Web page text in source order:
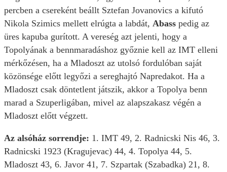
percben a csereként beállt Sztefan Jovanovics a kifutó
Nikola Szimics mellett elrúgta a labdát, Abass pedig az
üres kapuba gurított. A vereség azt jelenti, hogy a
Topolyának a bennmaradáshoz győznie kell az IMT elleni
mérkőzésen, ha a Mladoszt az utolsó fordulóban saját
közönsége előtt legyőzi a sereghajtó Napredakot. Ha a
Mladoszt csak döntetlent játszik, akkor a Topolya benn
marad a Szuperligában, mivel az alapszakasz végén a
Mladoszt előtt végzett.
Az alsóház sorrendje: 1. IMT 49, 2. Radnicski Nis 46, 3.
Radnicski 1923 (Kragujevac) 44, 4. Topolya 44, 5.
Mladoszt 43, 6. Javor 41, 7. Szpartak (Szabadka) 21, 8.